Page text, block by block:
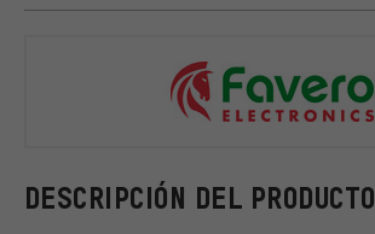
DESCRIPCIÓN DEL PRODUCTO